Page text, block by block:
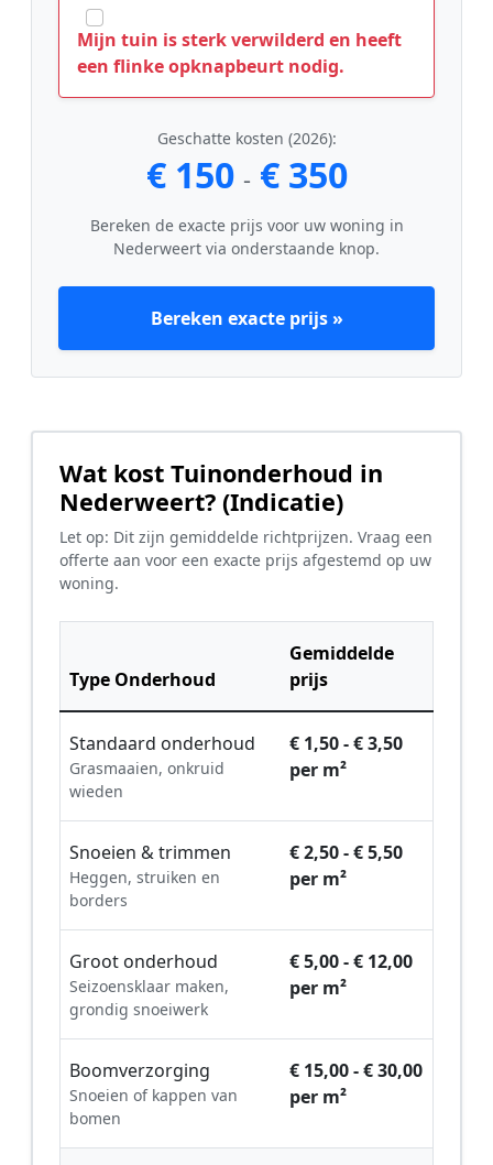
Mijn tuin is sterk verwilderd en heeft
een flinke opknapbeurt nodig.
Geschatte kosten (2026):
€ 150 - € 350
Bereken de exacte prijs voor uw woning in
Nederweert via onderstaande knop.
Bereken exacte prijs »
Wat kost Tuinonderhoud in
Nederweert? (Indicatie)
Let op: Dit zijn gemiddelde richtprijzen. Vraag een
offerte aan voor een exacte prijs afgestemd op uw
woning.
Type Onderhoud
Gemiddelde
prijs
Standaard onderhoud
Grasmaaien, onkruid
wieden
€ 1,50 - € 3,50
per m²
Snoeien & trimmen
Heggen, struiken en
borders
€ 2,50 - € 5,50
per m²
Groot onderhoud
Seizoensklaar maken,
grondig snoeiwerk
€ 5,00 - € 12,00
per m²
Boomverzorging
Snoeien of kappen van
bomen
€ 15,00 - € 30,00
per m²